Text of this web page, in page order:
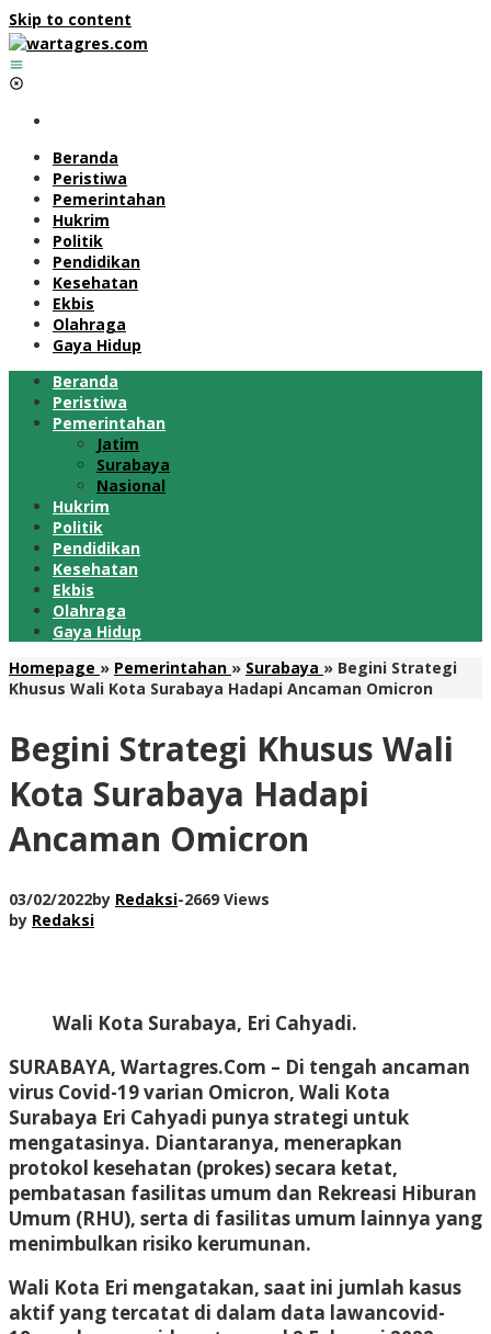
Skip to content
Beranda
Peristiwa
Pemerintahan
Hukrim
Politik
Pendidikan
Kesehatan
Ekbis
Olahraga
Gaya Hidup
Beranda
Peristiwa
Pemerintahan
Jatim
Surabaya
Nasional
Hukrim
Politik
Pendidikan
Kesehatan
Ekbis
Olahraga
Gaya Hidup
Homepage » Pemerintahan » Surabaya » Begini Strategi
Khusus Wali Kota Surabaya Hadapi Ancaman Omicron
Begini Strategi Khusus Wali
Kota Surabaya Hadapi
Ancaman Omicron
03/02/2022by Redaksi-2669 Views
by Redaksi
Wali Kota Surabaya, Eri Cahyadi.
SURABAYA, Wartagres.Com – Di tengah ancaman
virus Covid-19 varian Omicron, Wali Kota
Surabaya Eri Cahyadi punya strategi untuk
mengatasinya. Diantaranya, menerapkan
protokol kesehatan (prokes) secara ketat,
pembatasan fasilitas umum dan Rekreasi Hiburan
Umum (RHU), serta di fasilitas umum lainnya yang
menimbulkan risiko kerumunan.
Wali Kota Eri mengatakan, saat ini jumlah kasus
aktif yang tercatat di dalam data lawancovid-